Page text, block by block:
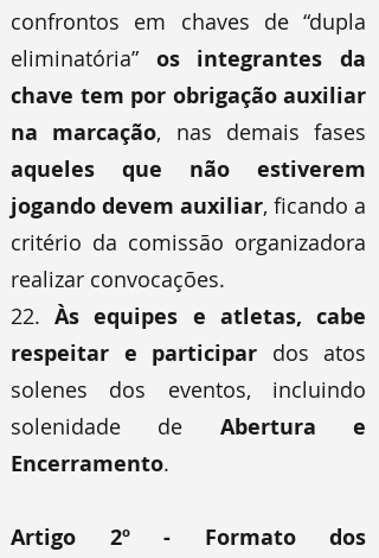
confrontos em chaves de “dupla
eliminatória” os integrantes da
chave tem por obrigação auxiliar
na marcação, nas demais fases
aqueles que não estiverem
jogando devem auxiliar, ficando a
critério da comissão organizadora
realizar convocações.
22.Às equipes e atletas, cabe
respeitar e participar dos atos
solenes dos eventos, incluindo
solenidade de Abertura e
Encerramento.
Artigo 2º - Formato dos